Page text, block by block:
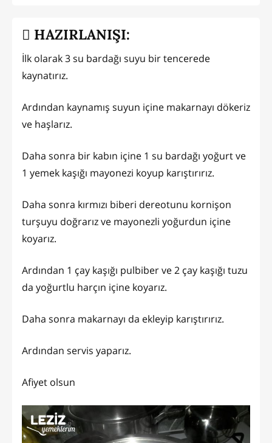
HAZIRLANIŞI:
İlk olarak 3 su bardağı suyu bir tencerede
kaynatırız.
Ardından kaynamış suyun içine makarnayı dökeriz
ve haşlarız.
Daha sonra bir kabın içine 1 su bardağı yoğurt ve
1 yemek kaşığı mayonezi koyup karıştırırız.
Daha sonra kırmızı biberi dereotunu kornişon
turşuyu doğrarız ve mayonezli yoğurdun içine
koyarız.
Ardından 1 çay kaşığı pulbiber ve 2 çay kaşığı tuzu
da yoğurtlu harçın içine koyarız.
Daha sonra makarnayı da ekleyip karıştırırız.
Ardından servis yaparız.
Afiyet olsun